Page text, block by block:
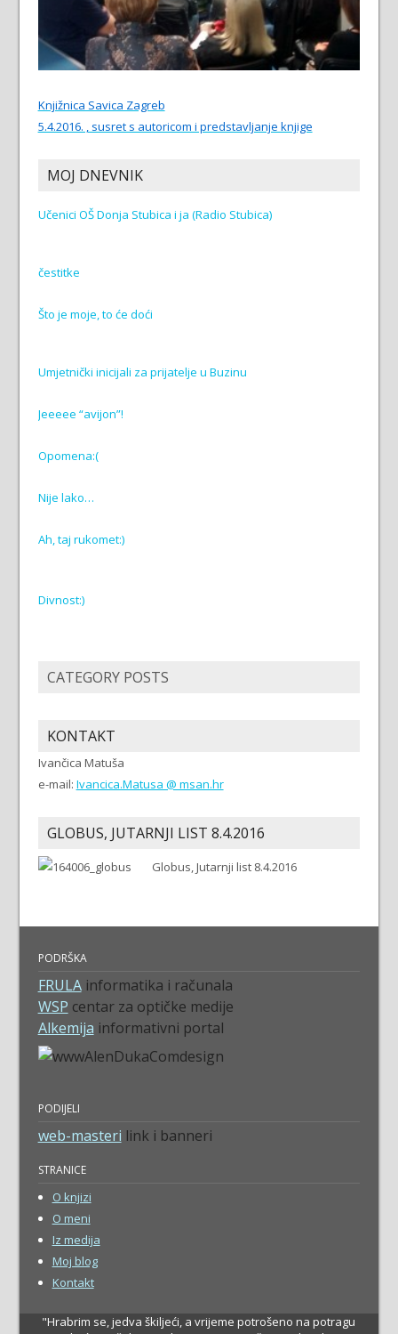
Knjižnica Savica Zagreb
5.4.2016. , susret s autoricom i predstavljanje knjige
MOJ DNEVNIK
Učenici OŠ Donja Stubica i ja (Radio Stubica)
čestitke
Što je moje, to će doći
Umjetnički inicijali za prijatelje u Buzinu
Jeeeee “avijon”!
Opomena:(
Nije lako…
Ah, taj rukomet:)
Divnost:)
CATEGORY POSTS
KONTAKT
Ivančica Matuša
e-mail: Ivancica.Matusa @ msan.hr
GLOBUS, JUTARNJI LIST 8.4.2016
Globus, Jutarnji list 8.4.2016
PODRŠKA
FRULAinformatika i računala
WSP centar za optičke medije
Alkemija informativni portal
PODIJELI
web-masteri link i banneri
STRANICE
O knjizi
O meni
Iz medija
Moj blog
Kontakt
"Hrabrim se, jedva škiljeći, a vrijeme potrošeno na potragu